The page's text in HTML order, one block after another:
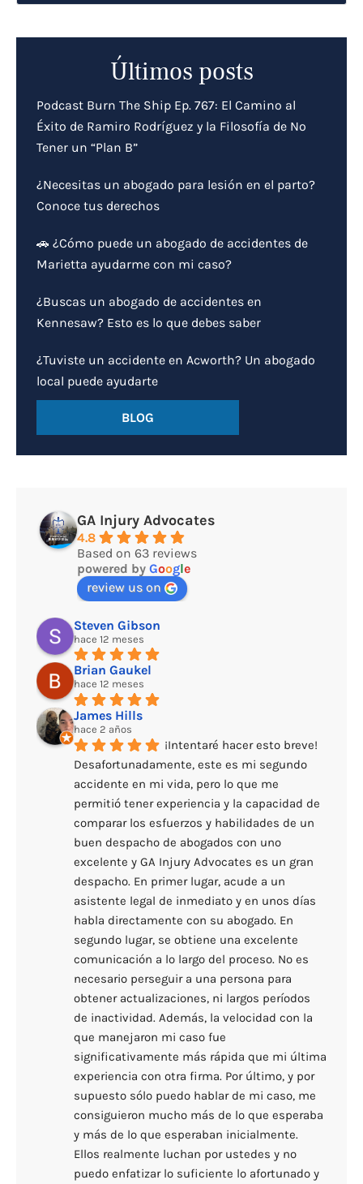
Últimos posts
Podcast Burn The Ship Ep. 767: El Camino al
Éxito de Ramiro Rodríguez y la Filosofía de No
Tener un “Plan B”
¿Necesitas un abogado para lesión en el parto?
Conoce tus derechos
🚗 ¿Cómo puede un abogado de accidentes de
Marietta ayudarme con mi caso?
¿Buscas un abogado de accidentes en
Kennesaw? Esto es lo que debes saber
¿Tuviste un accidente en Acworth? Un abogado
local puede ayudarte
BLOG
GA Injury Advocates
4.8
Based on 63 reviews
powered by Google
review us on
Steven Gibson
hace 12 meses
Brian Gaukel
hace 12 meses
James Hills
hace 2 años
¡Intentaré hacer esto breve!
Desafortunadamente, este es mi segundo
accidente en mi vida, pero lo que me
permitió tener experiencia y la capacidad de
comparar los esfuerzos y habilidades de un
buen despacho de abogados con uno
excelente y GA Injury Advocates es un gran
despacho. En primer lugar, acude a un
asistente legal de inmediato y en unos días
habla directamente con su abogado. En
segundo lugar, se obtiene una excelente
comunicación a lo largo del proceso. No es
necesario perseguir a una persona para
obtener actualizaciones, ni largos períodos
de inactividad. Además, la velocidad con la
que manejaron mi caso fue
significativamente más rápida que mi última
experiencia con otra firma. Por último, y por
supuesto sólo puedo hablar de mi caso, me
consiguieron mucho más de lo que esperaba
y más de lo que esperaban inicialmente.
Ellos realmente luchan por ustedes y no
puedo enfatizar lo suficiente lo afortunado y